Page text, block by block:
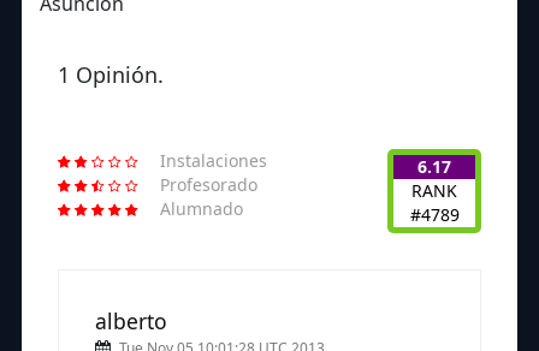
1 Opinión.
Instalaciones
Profesorado
Alumnado
6.17
RANK
#4789
alberto